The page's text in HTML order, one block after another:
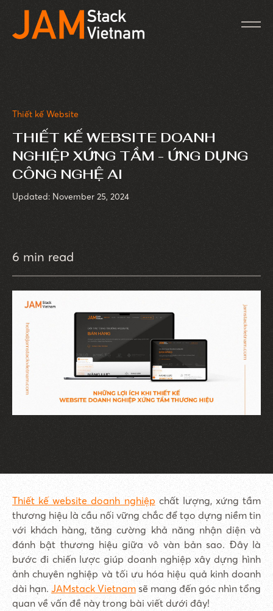
Thiết kế Website
THIẾT KẾ WEBSITE DOANH
NGHIỆP XỨNG TẦM - ỨNG DỤNG
CÔNG NGHỆ AI
Updated: November 25, 2024
6 min read
Thiết kế website doanh nghiệp chất lượng, xứng tầm
thương hiệu là cầu nối vững chắc để tạo dựng niềm tin
với khách hàng, tăng cường khả năng nhận diện và
đánh bật thương hiệu giữa vô vàn bản sao. Đây là
bước đi chiến lược giúp doanh nghiệp xây dựng hình
ảnh chuyên nghiệp và tối ưu hóa hiệu quả kinh doanh
dài hạn. JAMstack Vietnam sẽ mang đến góc nhìn tổng
quan về vấn đề này trong bài viết dưới đây!